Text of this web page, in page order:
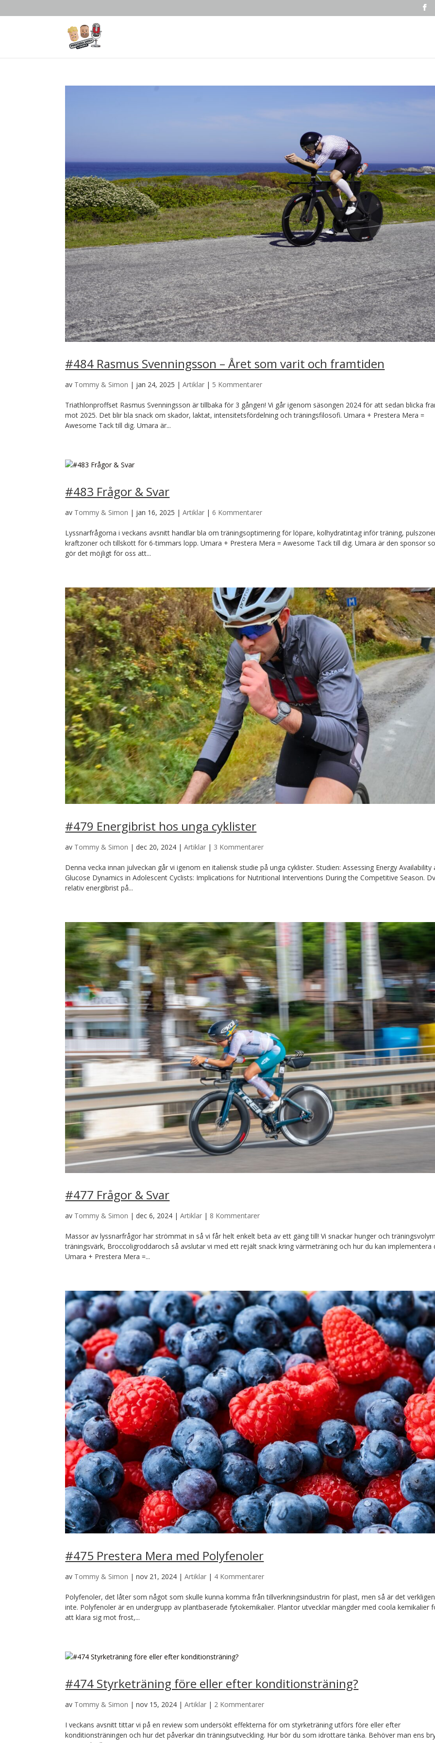
#484 Rasmus Svenningsson – Året som varit och framtiden
av Tommy & Simon | jan 24, 2025 |Artiklar | 5 Kommentarer
Triathlonproffset Rasmus Svenningsson är tillbaka för 3 gången! Vi går igenom säsongen 2024 för att sedan blicka
mot 2025. Det blir bla snack om skador, laktat, intensitetsfördelning och träningsfilosofi. Umara + Prestera Mera =
Awesome Tack till dig. Umara är...
#483 Frågor & Svar
av Tommy & Simon | jan 16, 2025 |Artiklar |6 Kommentarer
Lyssnarfrågorna i veckans avsnitt handlar bla om träningsoptimering för löpare, kolhydratintag inför träning,
kraftzoner och tillskott för 6-timmars lopp. Umara + Prestera Mera = Awesome Tack till dig. Umara är den sponsor
gör det möjligt för oss att...
#479 Energibrist hos unga cyklister
av Tommy & Simon |dec 20, 2024 |Artiklar | 3 Kommentarer
Denna vecka innan julveckan går vi igenom en italiensk studie på unga cyklister. Studien: Assessing Energy Availability
Glucose Dynamics in Adolescent Cyclists: Implications for Nutritional Interventions During the Competitive Season.
relativ energibrist på...
#477 Frågor & Svar
av Tommy & Simon |dec 6, 2024 |Artiklar | 8 Kommentarer
Massor av lyssnarfrågor har strömmat in så vi får helt enkelt beta av ett gäng till! Vi snackar hunger och
träningsvärk, Broccoligroddaroch så avslutar vi med ett rejält snack kring värmeträning och hur du kan
Umara + Prestera Mera =...
#475 Prestera Mera med Polyfenoler
av Tommy & Simon |nov 21, 2024 |Artiklar | 4 Kommentarer
Polyfenoler, det låter som något som skulle kunna komma från tillverkningsindustrin för plast, men så är det verkligen
inte. Polyfenoler är en undergrupp av plantbaserade fytokemikalier. Plantor utvecklar mängder med coola kemikalier
att klara sig mot frost,...
#474 Styrketräning före eller efter konditionsträning?
av Tommy & Simon |nov 15, 2024 |Artiklar | 2 Kommentarer
I veckans avsnitt tittar vi på en review som undersökt effekterna för om styrketräning utförs före eller efter
konditionsträningen och hur det påverkar din träningsutveckling. Hur bör du som idrottare tänka. Behöver man ens